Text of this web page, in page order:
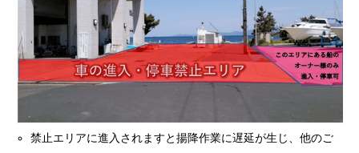
禁止エリアに進入されますと揚降作業に遅延が生じ、他のご